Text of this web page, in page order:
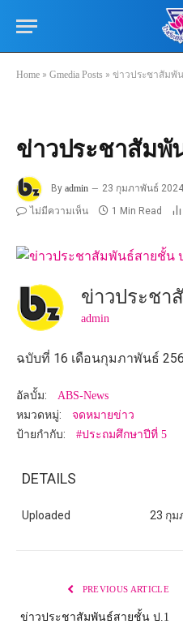
Home » Gmedia Posts » ข่าวประชาสัมพั
ข่าวประชาสัมพั
By admin 23 กุมภาพันธ์ 2024
ไม่มีความเห็น
1 Min Read
ข่าวประชา
admin
ฉบับที่ 16 เดือนกุมภาพันธ์
อัลบั้ม: ABS-News
หมวดหมู่: จดหมายข่าว
ป้ายกำกับ: #ประถมศึกษาปีที่ 5
DETAILS
Uploaded 23 กุม
PREVIOUS ARTICLE
ข่าวประชาสัมพันธ์สายชั้น ป.1